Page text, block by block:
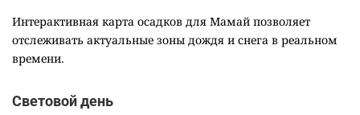
Интерактивная карта осадков для Мамай позволяет
отслеживать актуальные зоны дождя и снега в реальном
времени.
Световой день